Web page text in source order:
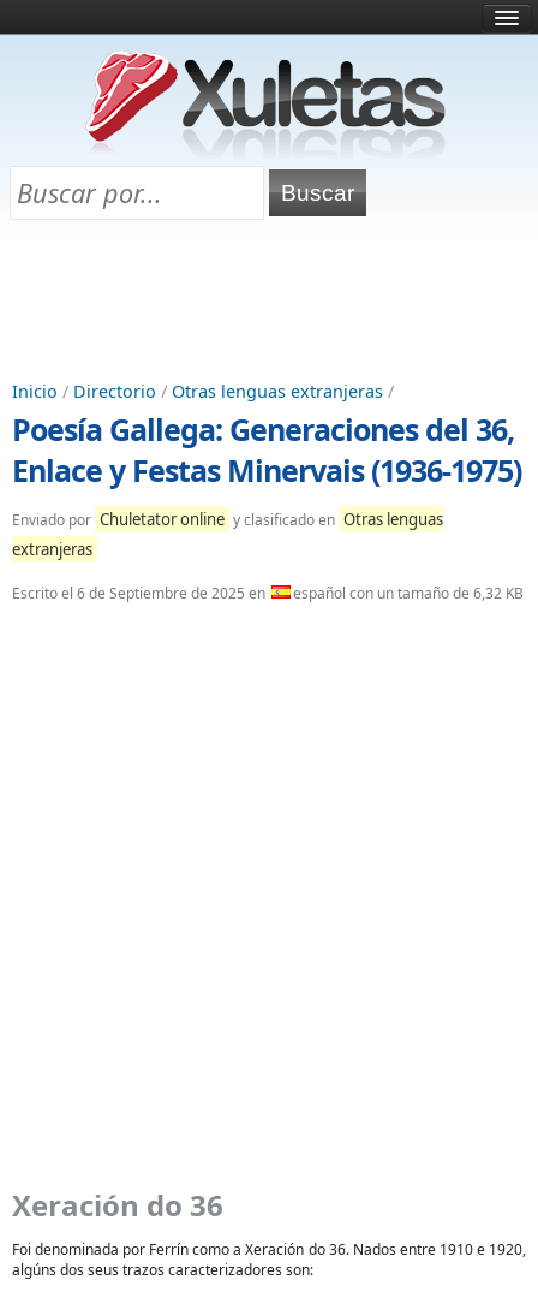
¿Qué es esto?
Directorio
Chuletas para exámenes
Inicio / Directorio / Otras lenguas extranjeras /
Poesía Gallega: Generaciones del 36,
Enlace y Festas Minervais (1936-1975)
Enviado por Chuletator online y clasificado en Otras lenguas
extranjeras
Escrito el 6 de Septiembre de 2025 en español con un tamaño de 6,32 KB
Xeración do 36
Foi denominada por Ferrín como a Xeración do 36. Nados entre 1910 e 1920,
algúns dos seus trazos caracterizadores son: